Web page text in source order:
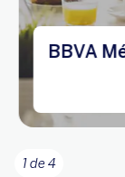
BBVA
1 de 4